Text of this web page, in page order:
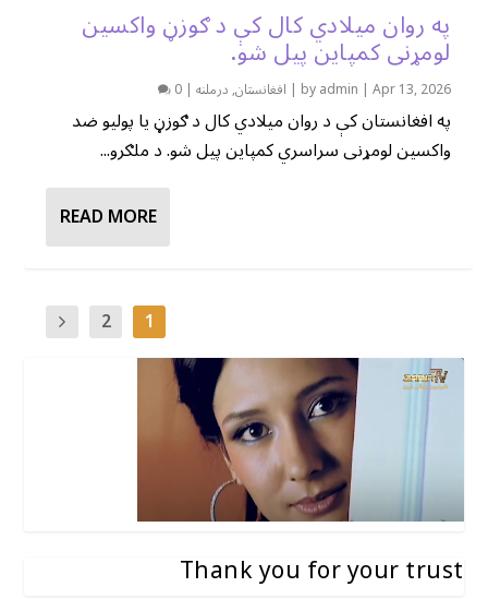
په روان میلادي کال کې د ګوزڼ واکسین
لومړنی کمپاین پیل شو.
byadmin | Apr 13, 2026
| افغانستان,درملنه |
0
په افغانستان کې د روان میلادي کال د ګوزڼ یا پولیو ضد
واکسین لومړنی سراسري کمپاین پیل شو. د ملګرو...
READ MORE
1
2
Thank you for your trust